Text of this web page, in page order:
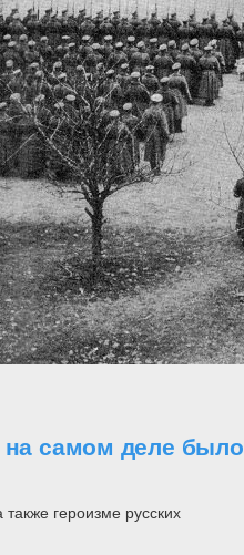
на самом деле было
героизме русских